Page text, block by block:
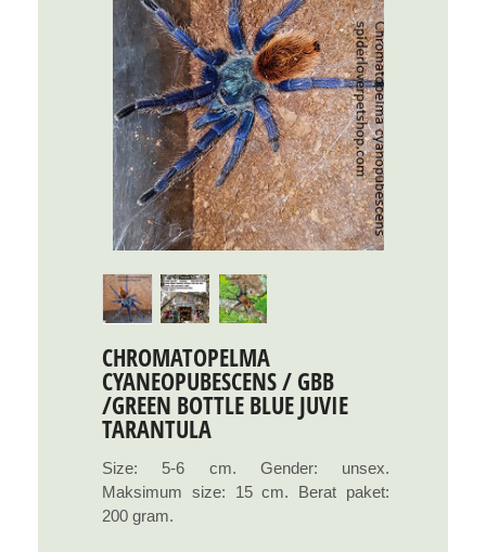
CHROMATOPELMA
CYANEOPUBESCENS / GBB
/GREEN BOTTLE BLUE JUVIE
TARANTULA
Size: 5-6 cm. Gender: unsex.
Maksimum size: 15 cm. Berat paket:
200 gram.